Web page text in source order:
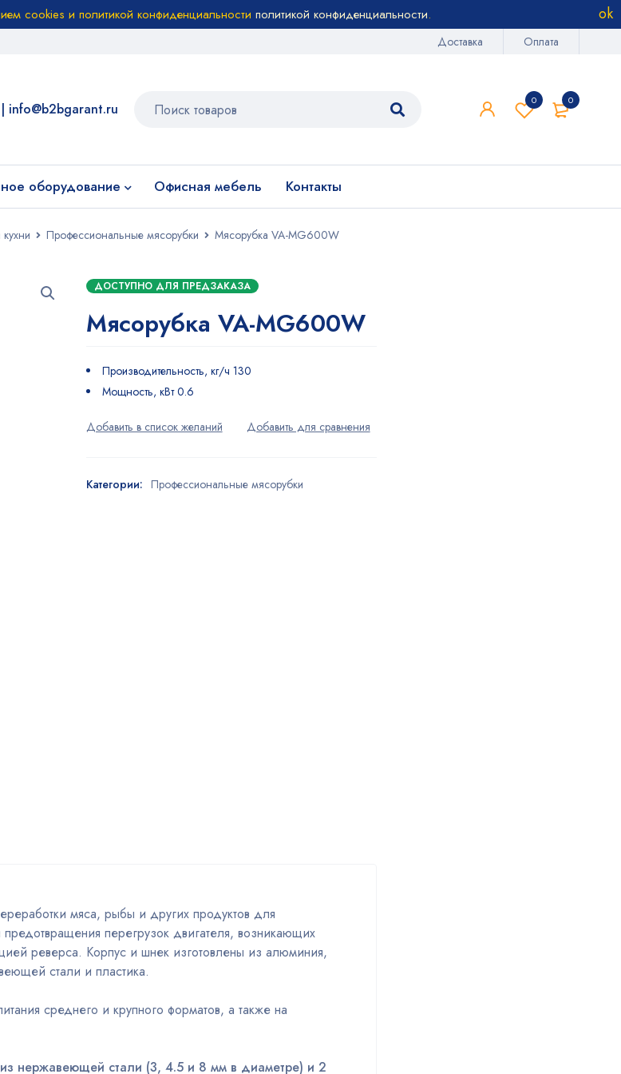
cookies и политикой конфиденциальности политикой конфиденциальности.
Доставка Оплата
0
0
| info@b2bgarant.ru
оборудование Офисная мебель Контакты
Профессиональные мясорубки Мясорубка VA-MG600W
ДОСТУПНО ДЛЯ ПРЕДЗАКАЗА
Мясорубка VA-MG600W
Производительность, кг/ч 130
Мощность, кВт 0.6
Категории: Профессиональные мясорубки
мяса, рыбы и других продуктов для
перегрузок двигателя, возникающих
реверса. Корпус и шнек изготовлены из алюминия,
стали и пластика.
среднего и крупного форматов, а также на
нержавеющей стали (3, 4.5 и 8 мм в диаметре) и 2